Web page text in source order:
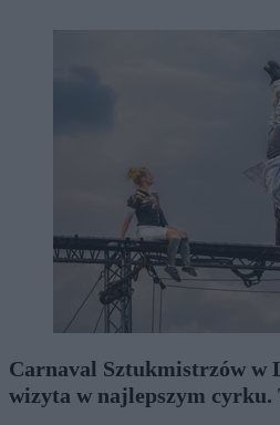
Carnaval Sztukmistrzów w
wizyta w najlepszym cyrku.